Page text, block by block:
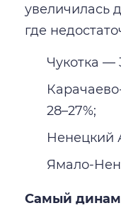
увеличилась
где
Чукотка —
28–27%;
Ненецкий
Ямало-
Самый